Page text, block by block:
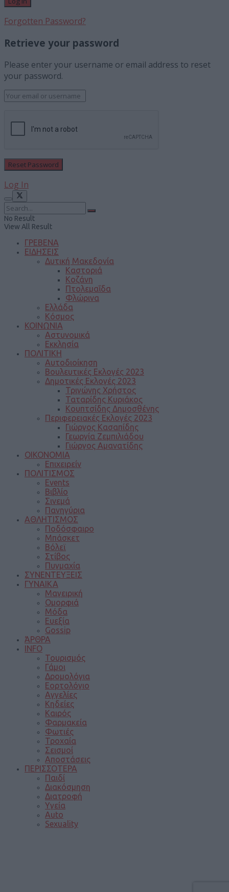
Forgotten Password?
Retrieve your password
Please enter your username or email address to reset
your password.
Log In
No Result
View All Result
ΓΡΕΒΕΝΑ
ΕΙΔΗΣΕΙΣ
Δυτική Μακεδονία
Καστοριά
Κοζάνη
Πτολεμαΐδα
Φλώρινα
Ελλάδα
Κόσμος
ΚΟΙΝΩΝΙΑ
Αστυνομικά
Εκκλησία
ΠΟΛΙΤΙΚΗ
Αυτοδιοίκηση
Βουλευτικές Εκλογές 2023
Δημοτικές Εκλογές 2023
Τριγώνης Χρήστος
Ταταρίδης Κυριάκος
Κουπτσίδης Δημοσθένης
Περιφερειακές Εκλογές 2023
Γιώργος Κασαπίδης
Γεωργία Ζεμπιλιάδου
Γιώργος Αμανατίδης
ΟΙΚΟΝΟΜΙΑ
Επιχειρείν
ΠΟΛΙΤΙΣΜΟΣ
Events
Βιβλίο
Σινεμά
Πανηγύρια
ΑΘΛΗΤΙΣΜΟΣ
Ποδόσφαιρο
Μπάσκετ
Βόλεϊ
Στίβος
Πυγμαχία
ΣΥΝΕΝΤΕΥΞΕΙΣ
ΓΥΝΑΙΚΑ
Μαγειρική
Ομορφιά
Μόδα
Ευεξία
Gossip
ΆΡΘΡΑ
INFO
Τουρισμός
Γάμοι
Δρομολόγια
Εορτολόγιο
Αγγελίες
Κηδείες
Καιρός
Φαρμακεία
Φωτιές
Τροχαία
Σεισμοί
Αποστάσεις
ΠΕΡΙΣΣΟΤΕΡΑ
Παιδί
Διακόσμηση
Διατροφή
Υγεία
Auto
Sexuality